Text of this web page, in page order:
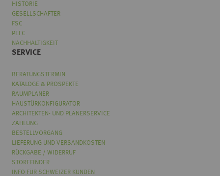
HISTORIE
GESELLSCHAFTER
FSC
PEFC
NACHHALTIGKEIT
SERVICE
BERATUNGSTERMIN
KATALOGE & PROSPEKTE
RAUMPLANER
HAUSTÜRKONFIGURATOR
ARCHITEKTEN- UND PLANERSERVICE
ZAHLUNG
BESTELLVORGANG
LIEFERUNG UND VERSANDKOSTEN
RÜCKGABE / WIDERRUF
STOREFINDER
INFO FÜR SCHWEIZER KUNDEN